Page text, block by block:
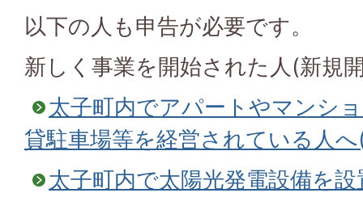
以下の人も申告が必要です。
新しく事業を開始された人(新規
太子町内でアパートやマンシ
貸駐車場等を経営されている人
太子町内で太陽光発電設備を